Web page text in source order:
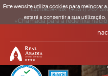
Contacte-nos:(+351) 262
*Chamada para a rede fixa
Clique para regressar à página inicial
Este website utiliza cookies para melhorar
estará a consentir a sua utilização.